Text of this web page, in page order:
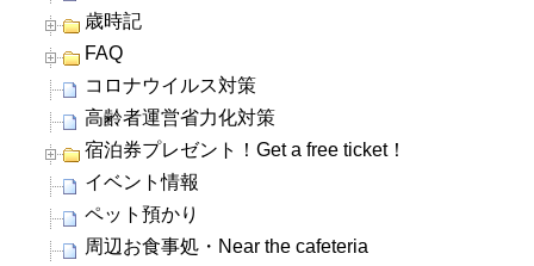
歳時記
FAQ
コロナウイルス対策
高齢者運営省力化対策
宿泊券プレゼント！Get a free ticket！
イベント情報
ペット預かり
周辺お食事処・Near the cafeteria